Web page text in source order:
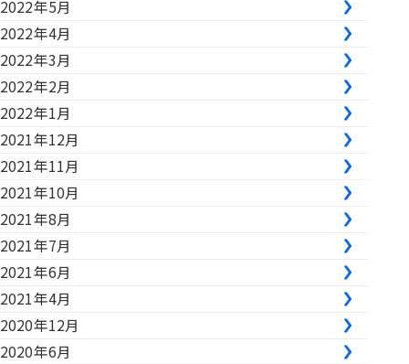
2022年5月
2022年4月
2022年3月
2022年2月
2022年1月
2021年12月
2021年11月
2021年10月
2021年8月
2021年7月
2021年6月
2021年4月
2020年12月
2020年6月